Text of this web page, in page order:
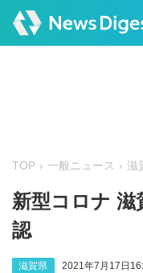
TOP 一般ニュース 滋
新型コロナ 滋
認
滋賀県 2021年7月17日